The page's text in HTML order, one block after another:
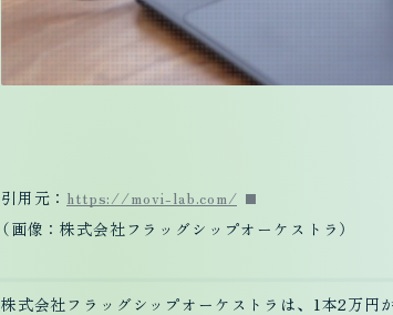
引用元： https://movi-lab.com/
（画像：株式会社フラッグシップオーケストラ）
株式会社フラッグシップオーケストラは、1本2万円